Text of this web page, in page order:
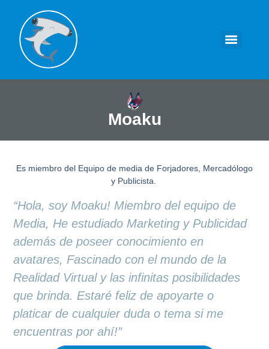
Moaku
Es miembro del Equipo de media de Forjadores, Mercadólogo
y Publicista.
“Hola, soy Moaku! Miembro del equipo de
Media, He estudiado Marketing y Publicidad
además de poseer conocimiento en
avatares, Fascinado con el mundo de la
Realidad Virtual y las infinitas posibilidades
que brinda. Estaré feliz de apoyarte o
platicar de cualquier duda o tema si me
encuentras por ahí!”